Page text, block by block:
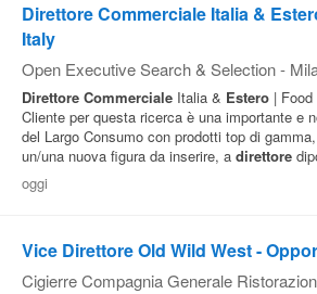
Direttore Commerciale Italia &
Italy
Open Executive Search & Selection -
Direttore Commerciale Italia & Estero |
Cliente per questa ricerca è una importante e
del Largo Consumo con prodotti top di
un/una nuova figura da inserire, a direttore
oggi
Vice Direttore Old Wild West -
Cigierre Compagnia Generale